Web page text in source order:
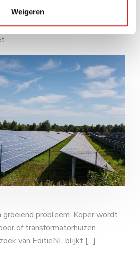
Weigeren
een categorie
probleem. Koper wordt
of transformatorhuizen
van EditieNL blijkt […]